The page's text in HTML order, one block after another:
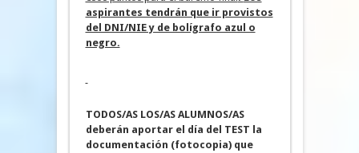
aspirantes tendrán que ir provistos
del DNI/NIE y de bolígrafo azul o
negro.
TODOS/AS LOS/AS ALUMNOS/AS
deberán aportar el día del TEST la
documentación (fotocopia) que